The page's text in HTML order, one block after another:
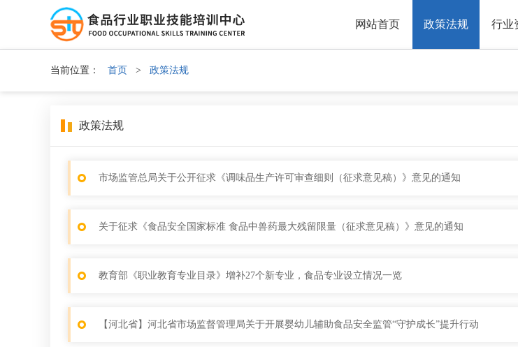
网站首页 政策法规 行业
当前位置： 首页 > 政策法规
政策法规
市场监管总局关于公开征求《调味品生产许可审查细则（征求意见稿）》意见的通知
关于征求《食品安全国家标准 食品中兽药最大残留限量（征求意见稿）》意见的通知
教育部《职业教育专业目录》增补27个新专业，食品专业设立情况一览
【河北省】河北省市场监督管理局关于开展婴幼儿辅助食品安全监管“守护成长”提升行动